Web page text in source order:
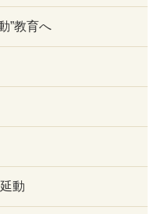
”教育へ
動